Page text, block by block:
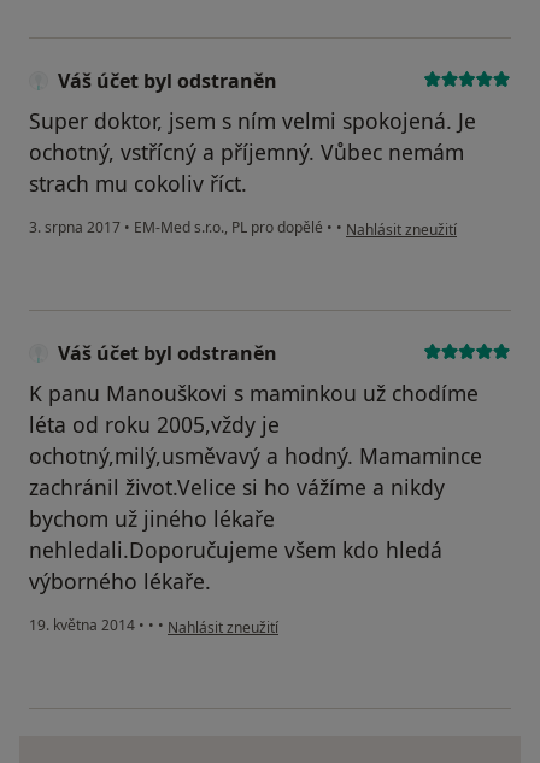
Váš účet byl odstraněn
Super doktor, jsem s ním velmi spokojená. Je
ochotný, vstřícný a příjemný. Vůbec nemám
strach mu cokoliv říct.
3. srpna 2017 • EM-Med s.r.o., PL pro dopělé • • podle názoru uživatele Váš
Nahlásit zneužití
Váš účet byl odstraněn
K panu Manouškovi s maminkou už chodíme
léta od roku 2005,vždy je
ochotný,milý,usměvavý a hodný. Mamamince
zachránil život.Velice si ho vážíme a nikdy
bychom už jiného lékaře
nehledali.Doporučujeme všem kdo hledá
výborného lékaře.
19. května 2014 • • • podle názoru uživatele Váš účet byl odstraněn
Nahlásit zneužití